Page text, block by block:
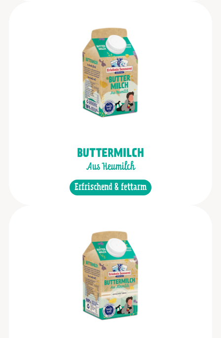
BUTTERMILCH
Aus Heumilch
Erfrischend & fettarm